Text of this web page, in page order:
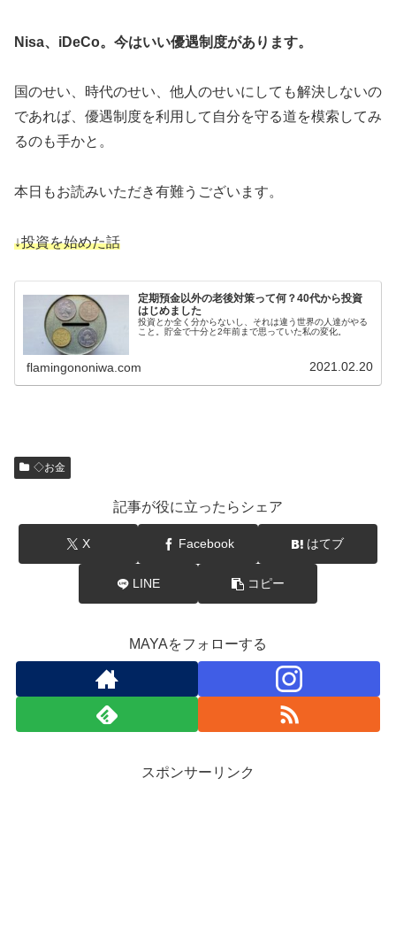
Nisa、iDeCo。今はいい優遇制度があります。
国のせい、時代のせい、他人のせいにしても解決しないの
であれば、優遇制度を利用して自分を守る道を模索してみ
るのも手かと。
本日もお読みいただき有難うございます。
↓投資を始めた話
定期預金以外の老後対策って何？40代から投資
はじめました
投資とか全く分からないし、それは違う世界の人達がやる
こと。貯金で十分と2年前まで思っていた私の変化。
flamingononiwa.com 2021.02.20
◇お金
記事が役に立ったらシェア
X Facebook はてブ
LINE コピー
MAYAをフォローする
スポンサーリンク